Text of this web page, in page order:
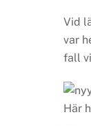
Vid
var
fall
Här